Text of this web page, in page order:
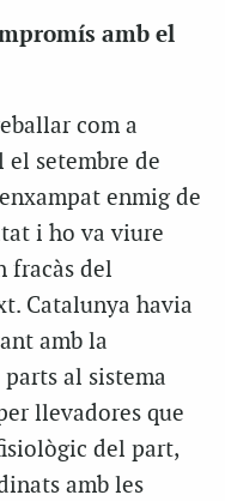
amb el
com a
setembre de
enmig de
i ho va viure
fracàs del
Catalunya havia
amb la
al sistema
llevadores que
del part,
amb les